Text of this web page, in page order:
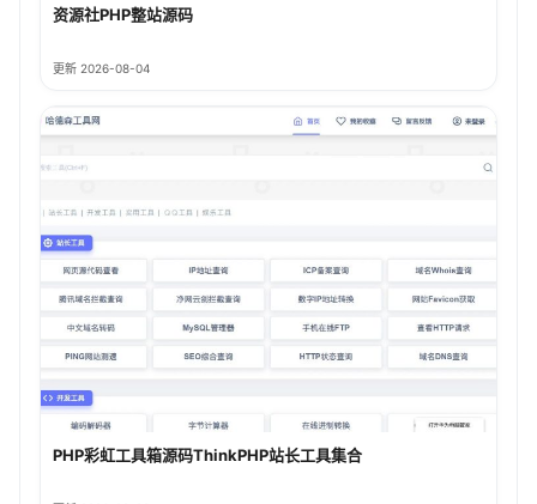
资源社PHP整站源码
更新 2026-08-04
PHP彩虹工具箱源码ThinkPHP站长工具集合